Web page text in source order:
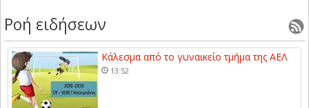
Ροή ειδήσεων
Κάλεσμα από το γυναικείο τμήμα της ΑΕΛ
13:52